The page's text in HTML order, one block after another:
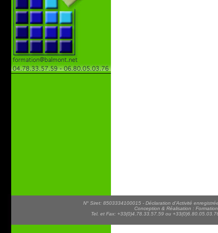
N° Siret: 8503334100015 - Déclaration d'Activité
Conception & Réalisation :
Tel. et Fax: +33(0)4.78.33.57.59 ou